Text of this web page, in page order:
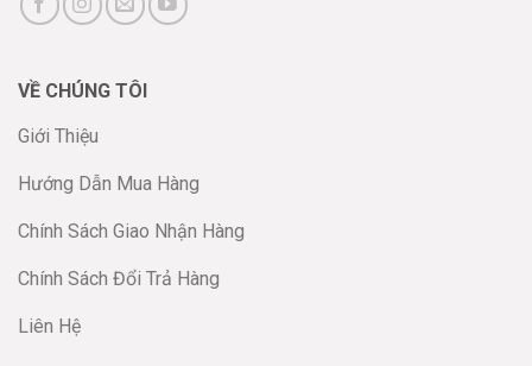
VỀ CHÚNG TÔI
Giới Thiệu
Hướng Dẫn Mua Hàng
Chính Sách Giao Nhận Hàng
Chính Sách Đổi Trả Hàng
Liên Hệ